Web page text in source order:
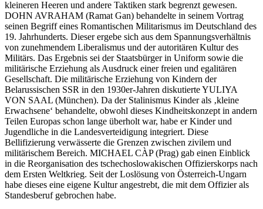
kleineren Heeren und andere Taktiken stark begrenzt gewesen.
DOHN AVRAHAM (Ramat Gan) behandelte in seinem Vortrag
seinen Begriff eines Romantischen Militarismus im Deutschland des
19. Jahrhunderts. Dieser ergebe sich aus dem Spannungsverhältnis
von zunehmendem Liberalismus und der autoritären Kultur des
Militärs. Das Ergebnis sei der Staatsbürger in Uniform sowie die
militärische Erziehung als Ausdruck einer freien und egalitären
Gesellschaft. Die militärische Erziehung von Kindern der
Belarussischen SSR in den 1930er-Jahren diskutierte YULIYA
VON SAAL (München). Da der Stalinismus Kinder als ‚kleine
Erwachsene‘ behandelte, obwohl dieses Kindheitskonzept in andern
Teilen Europas schon lange überholt war, habe er Kinder und
Jugendliche in die Landesverteidigung integriert. Diese
Bellifizierung verwässerte die Grenzen zwischen zivilem und
militärischem Bereich. MICHAEL CÀP (Prag) gab einen Einblick
in die Reorganisation des tschechoslowakischen Offizierskorps nach
dem Ersten Weltkrieg. Seit der Loslösung von Österreich-Ungarn
habe dieses eine eigene Kultur angestrebt, die mit dem Offizier als
Standesberuf gebrochen habe.